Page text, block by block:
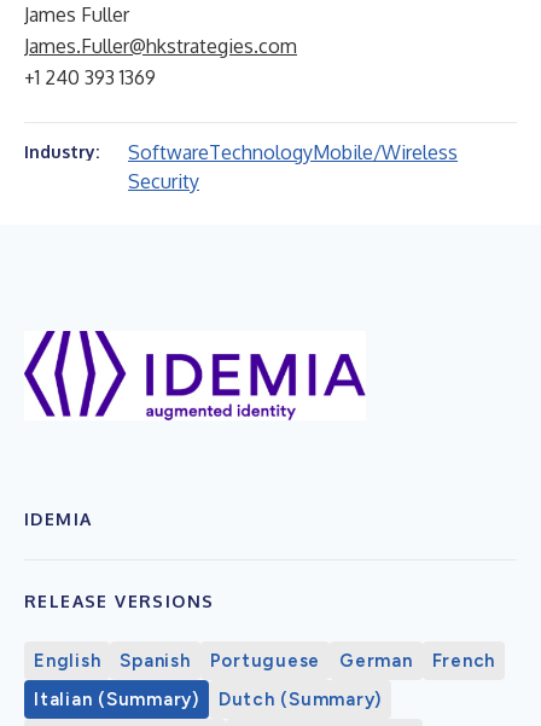
James Fuller
James.Fuller@hkstrategies.com
+1 240 393 1369
Industry: SoftwareTechnologyMobile/Wireless
Security
IDEMIA
RELEASE VERSIONS
English Spanish Portuguese German
French
Italian (Summary)
Dutch (Summary)